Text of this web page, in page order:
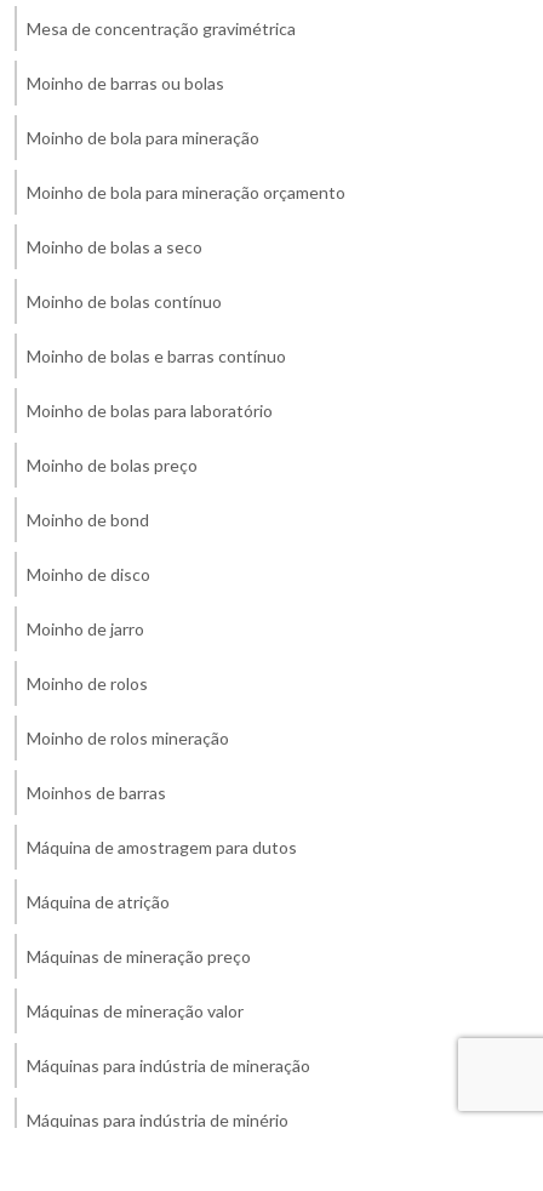
Mesa de concentração gravimétrica
Moinho de barras ou bolas
Moinho de bola para mineração
Moinho de bola para mineração orçamento
Moinho de bolas a seco
Moinho de bolas contínuo
Moinho de bolas e barras contínuo
Moinho de bolas para laboratório
Moinho de bolas preço
Moinho de bond
Moinho de disco
Moinho de jarro
Moinho de rolos
Moinho de rolos mineração
Moinhos de barras
Máquina de amostragem para dutos
Máquina de atrição
Máquinas de mineração preço
Máquinas de mineração valor
Máquinas para indústria de mineração
Máquinas para indústria de minério